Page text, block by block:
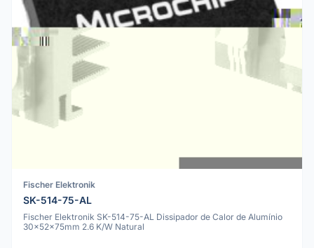
Fischer Elektronik
SK-514-75-AL
Fischer Elektronik SK-514-75-AL Dissipador de Calor de Alumínio
30x52x75mm 2.6 K/W Natural